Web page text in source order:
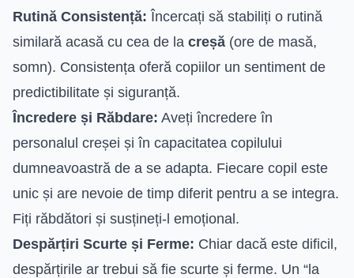
Rutină Consistență: Încercați să stabiliți o rutină
similară acasă cu cea de la creșă (ore de masă,
somn). Consistența oferă copiilor un sentiment de
predictibilitate și siguranță.
Încredere și Răbdare: Aveți încredere în
personalul creșei și în capacitatea copilului
dumneavoastră de a se adapta. Fiecare copil este
unic și are nevoie de timp diferit pentru a se integra.
Fiți răbdători și susțineți-l emoțional.
Despărțiri Scurte și Ferme: Chiar dacă este dificil,
despărțirile ar trebui să fie scurte și ferme. Un “la